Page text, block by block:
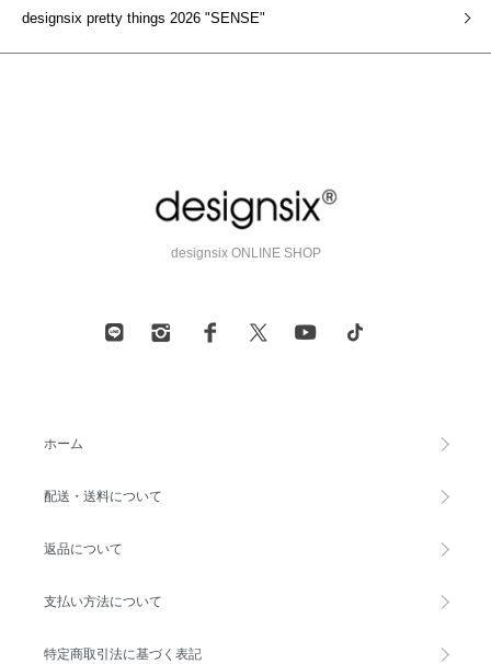
designsix pretty things 2026 "SENSE"
designsix ONLINE SHOP
ホーム
配送・送料について
返品について
支払い方法について
特定商取引法に基づく表記